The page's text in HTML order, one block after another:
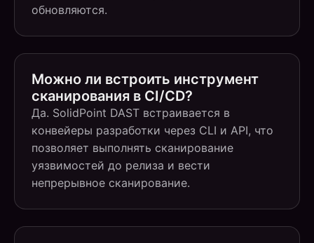
обновляются.
Можно ли встроить инструмент
сканирования в CI/CD?
Да. SolidPoint DAST встраивается в
конвейеры разработки через CLI и API, что
позволяет выполнять сканирование
уязвимостей до релиза и вести
непрерывное сканирование.